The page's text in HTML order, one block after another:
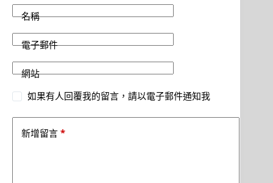
名稱
電子郵件
網站
如果有人回覆我的留言，請以電子郵件通知我
新增留言 *